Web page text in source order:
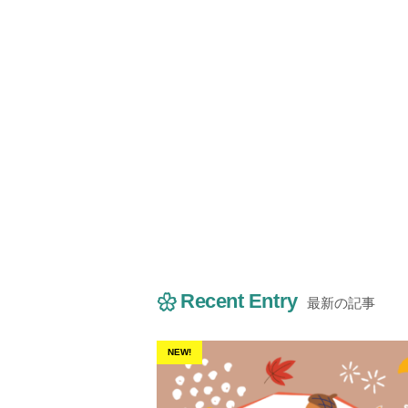
Recent Entry 最新の記事
NEW!